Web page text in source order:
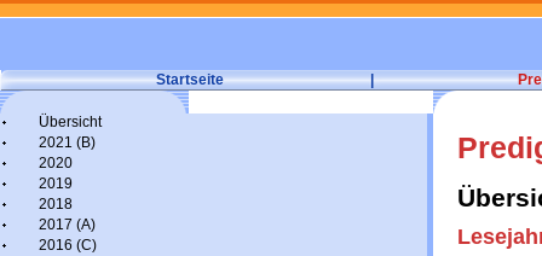
Startseite |
Übersicht
2021 (B)
2020
2019
2018
2017 (A)
2016 (C)